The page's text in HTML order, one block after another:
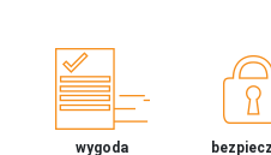
wygoda